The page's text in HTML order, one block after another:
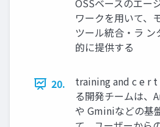
OSSベースのエー
ワークを用いて、
ツール統合・ラ
的に提供する
20.
training and c e r
る開発チームは
や Gminiなどの基